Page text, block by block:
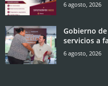
6 agosto, 2026
Gobierno
servicios a
6 agosto, 2026